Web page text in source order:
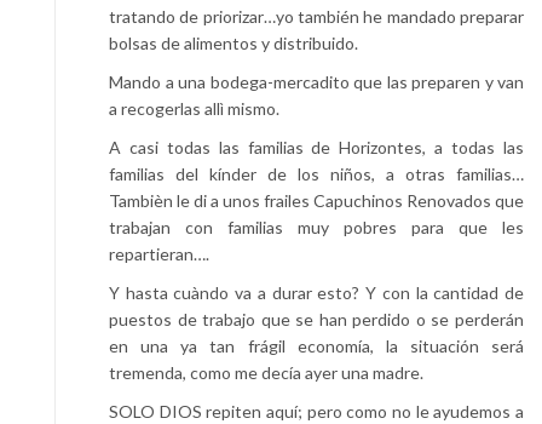
tratando de priorizar…yo también he mandado preparar
bolsas de alimentos y distribuido.
Mando a una bodega-mercadito que las preparen y van
a recogerlas allì mismo.
A casi todas las familias de Horizontes, a todas las
familias del kínder de los niños, a otras familias…
Tambièn le di a unos frailes Capuchinos Renovados que
trabajan con familias muy pobres para que les
repartieran….
Y hasta cuàndo va a durar esto? Y con la cantidad de
puestos de trabajo que se han perdido o se perderán
en una ya tan frágil economía, la situación será
tremenda, como me decía ayer una madre.
SOLO DIOS repiten aquí; pero como no le ayudemos a